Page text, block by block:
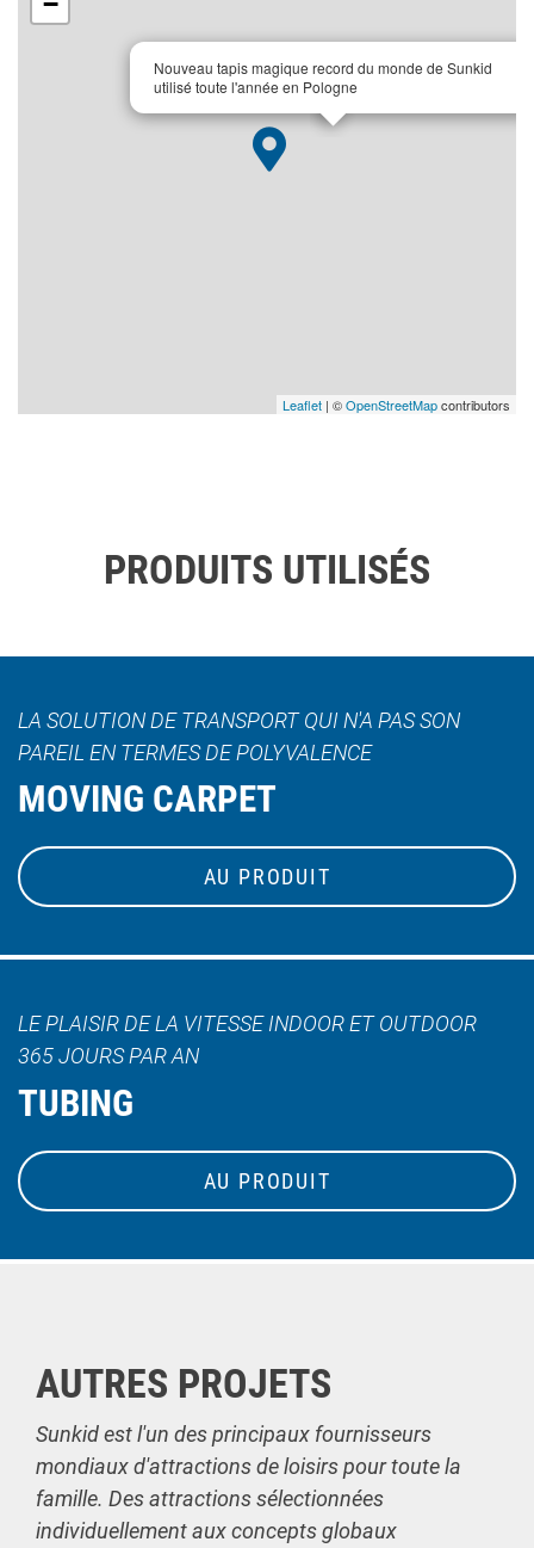
Nouveau tapis magique record du monde de Sunkid
utilisé toute l'année en Pologne
Leaflet | ©OpenStreetMapcontributors
PRODUITS UTILISÉS
LA SOLUTION DE TRANSPORT QUI N'A PAS SON
PAREIL EN TERMES DE POLYVALENCE
MOVING CARPET
AU PRODUIT
LE PLAISIR DE LA VITESSE INDOOR ET OUTDOOR
365 JOURS PAR AN
TUBING
AU PRODUIT
AUTRES PROJETS
Sunkid est l'un des principaux fournisseurs
mondiaux d'attractions de loisirs pour toute la
famille. Des attractions sélectionnées
individuellement aux concepts globaux